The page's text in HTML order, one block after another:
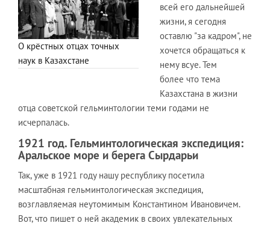
О крёстных отцах точных
наук в Казахстане
всей его дальнейшей
жизни, я сегодня
оставлю "за кадром", не
хочется обращаться к
нему всуе. Тем
более что тема
Казахстана в жизни
отца советской гельминтологии теми годами не
исчерпалась.
1921 год. Гельминтологическая экспедиция:
Аральское море и берега Сырдарьи
Так, уже в 1921 году нашу республику посетила
масштабная гельминтологическая экспедиция,
возглавляемая неутомимым Константином Ивановичем.
Вот, что пишет о ней академик в своих увлекательных